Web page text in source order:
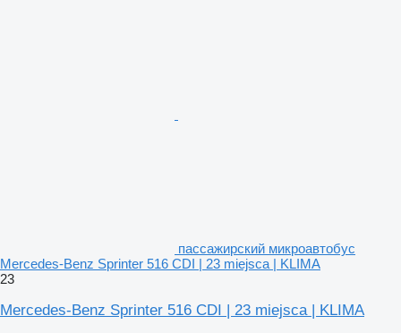
пассажирский микроавтобус
Mercedes-Benz Sprinter 516 CDI | 23 miejsca | KLIMA
23
Mercedes-Benz Sprinter 516 CDI | 23 miejsca | KLIMA